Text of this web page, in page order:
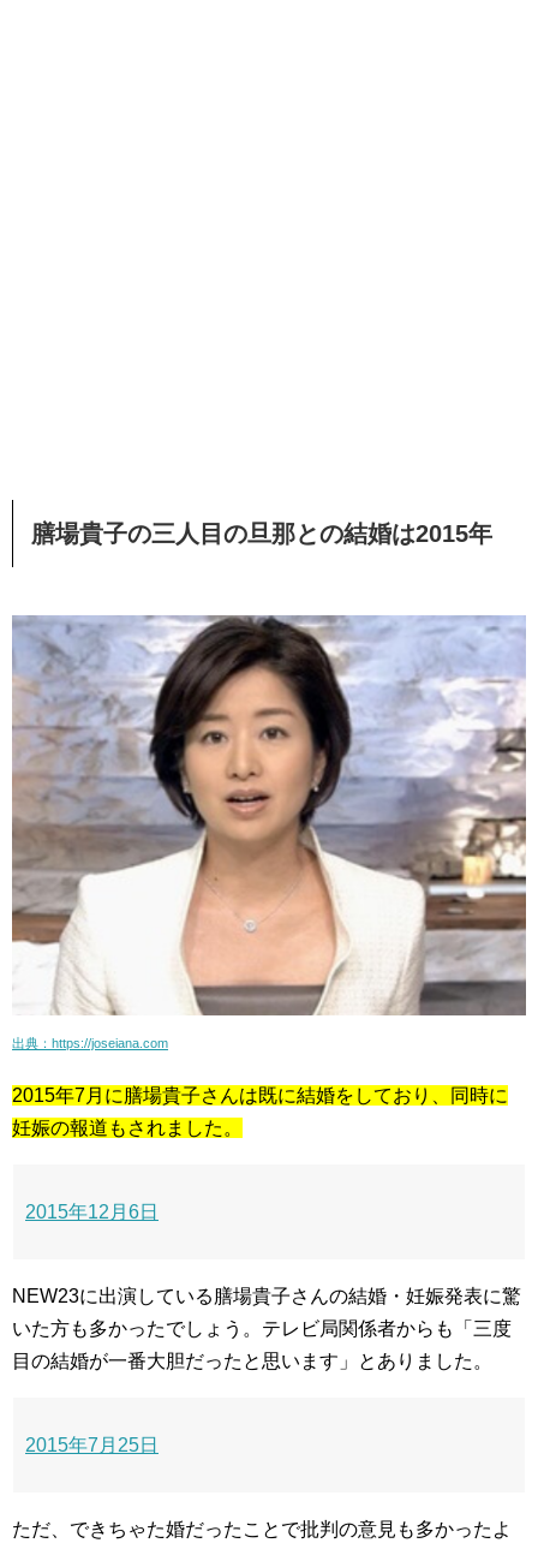
膳場貴子の三人目の旦那との結婚は2015年
出典：https://joseiana.com
2015年7月に膳場貴子さんは既に結婚をしており、同時に
妊娠の報道もされました。
2015年12月6日
NEW23に出演している膳場貴子さんの結婚・妊娠発表に驚
いた方も多かったでしょう。テレビ局関係者からも「三度
目の結婚が一番大胆だったと思います」とありました。
2015年7月25日
ただ、できちゃた婚だったことで批判の意見も多かったよ